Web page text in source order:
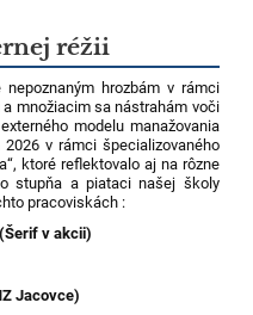
réžii
hrozbám v rámci
množiacim sa nástrahám voči
modelu manažovania
v rámci špecializovaného
ktoré reflektovalo aj na rôzne
stupňa a piataci našej školy
pracoviskách :
v akcii)
Jacovce)